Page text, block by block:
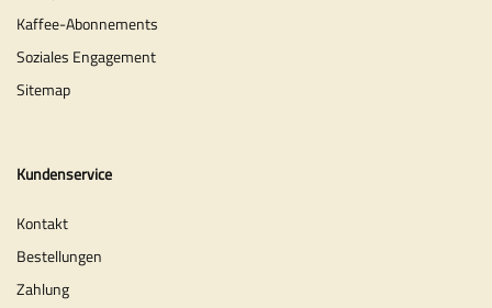
Kaffee-Abonnements
Soziales Engagement
Sitemap
Kundenservice
Kontakt
Bestellungen
Zahlung